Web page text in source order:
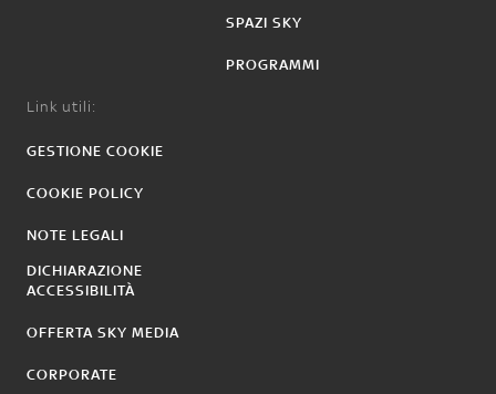
SPAZI SKY
PROGRAMMI
Link utili:
GESTIONE COOKIE
COOKIE POLICY
NOTE LEGALI
DICHIARAZIONE
ACCESSIBILITÀ
OFFERTA SKY MEDIA
CORPORATE